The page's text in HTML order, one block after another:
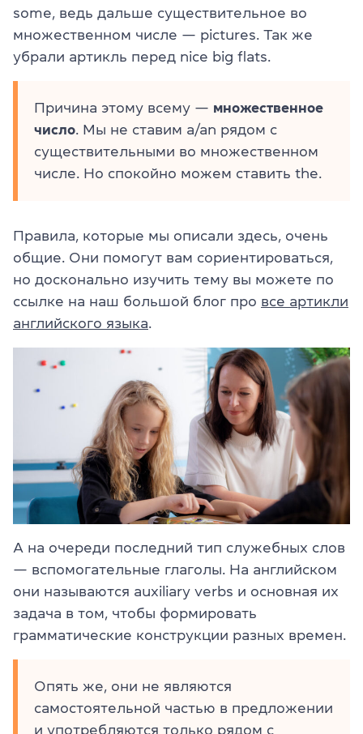
some, ведь дальше существительное во
множественном числе — pictures. Так же
убрали артикль перед nice big flats.
Причина этому всему — множественное
число. Мы не ставим a/an рядом с
существительными во множественном
числе. Но спокойно можем ставить the.
Правила, которые мы описали здесь, очень
общие. Они помогут вам сориентироваться,
но досконально изучить тему вы можете по
ссылке на наш большой блог про все артикли
английского языка.
А на очереди последний тип служебных слов
— вспомогательные глаголы. На английском
они называются auxiliary verbs и основная их
задача в том, чтобы формировать
грамматические конструкции разных времен.
Опять же, они не являются
самостоятельной частью в предложении
и употребляются только рядом с